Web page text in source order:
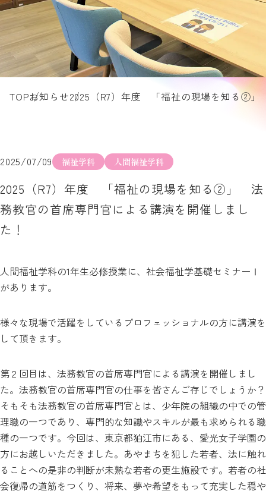
TOPお知らせ2025（R7）年度 「福祉の現場を知る②
2025/07/09 福祉学科 人間福祉学科
2025（R7）年度 「福祉の現場を知る②」 法
務教官の首席専門官による講演を開催しまし
た！
人間福祉学科の1年生必修授業に、社会福祉学基礎セミナーⅠ
があります。
様々な現場で活躍をしているプロフェッショナルの方に講演を
して頂きます。
第２回目は、法務教官の首席専門官による講演を開催しまし
た。法務教官の首席専門官の仕事を皆さんご存じでしょうか？
そもそも法務教官の首席専門官とは、少年院の組織の中での管
理職の一つであり、専門的な知識やスキルが最も求められる職
種の一つです。今回は、東京都狛江市にある、愛光女子学園の
方にお越しいただきました。あやまちを犯した若者、法に触れ
ることへの是非の判断が未熟な若者の更生施設です。若者の社
会復帰の道筋をつくり、将来、夢や希望をもって充実した穏や